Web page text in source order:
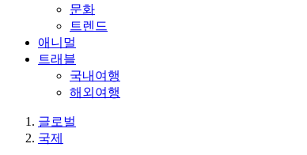
문화
트렌드
애니멀
트래블
국내여행
해외여행
글로벌
국제